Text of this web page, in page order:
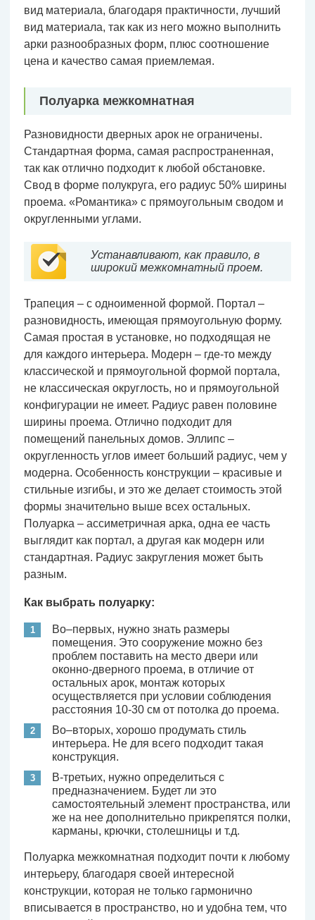
вид материала, благодаря практичности, лучший
вид материала, так как из него можно выполнить
арки разнообразных форм, плюс соотношение
цена и качество самая приемлемая.
Полуарка межкомнатная
Разновидности дверных арок не ограничены.
Стандартная форма, самая распространенная,
так как отлично подходит к любой обстановке.
Свод в форме полукруга, его радиус 50% ширины
проема. «Романтика» с прямоугольным сводом и
округленными углами.
Устанавливают, как правило, в
широкий межкомнатный проем.
Трапеция – с одноименной формой. Портал –
разновидность, имеющая прямоугольную форму.
Самая простая в установке, но подходящая не
для каждого интерьера. Модерн – где-то между
классической и прямоугольной формой портала,
не классическая округлость, но и прямоугольной
конфигурации не имеет. Радиус равен половине
ширины проема. Отлично подходит для
помещений панельных домов. Эллипс –
округленность углов имеет больший радиус, чем у
модерна. Особенность конструкции – красивые и
стильные изгибы, и это же делает стоимость этой
формы значительно выше всех остальных.
Полуарка – ассиметричная арка, одна ее часть
выглядит как портал, а другая как модерн или
стандартная. Радиус закругления может быть
разным.
Как выбрать полуарку:
Во–первых, нужно знать размеры
помещения. Это сооружение можно без
проблем поставить на место двери или
оконно-дверного проема, в отличие от
остальных арок, монтаж которых
осуществляется при условии соблюдения
расстояния 10-30 см от потолка до проема.
Во–вторых, хорошо продумать стиль
интерьера. Не для всего подходит такая
конструкция.
В-третьих, нужно определиться с
предназначением. Будет ли это
самостоятельный элемент пространства, или
же на нее дополнительно прикрепятся полки,
карманы, крючки, столешницы и т.д.
Полуарка межкомнатная подходит почти к любому
интерьеру, благодаря своей интересной
конструкции, которая не только гармонично
вписывается в пространство, но и удобна тем, что